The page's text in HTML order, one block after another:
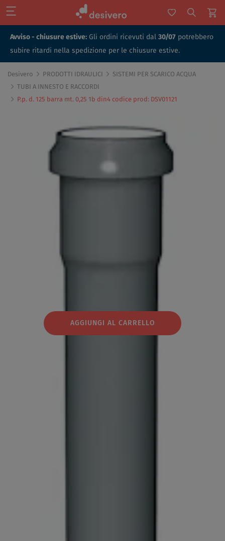
Avviso - chiusure estive: Gli ordini ricevuti dal 30/07 potrebbero
subire ritardi nella spedizione per le chiusure estive.
Desivero PRODOTTI IDRAULICI
SISTEMI PER SCARICO ACQUA
TUBI A INNESTO E RACCORDI
P.p. d. 125 barra mt. 0,25 1b din4 codice prod: DSV01121
AGGIUNGI AL CARRELLO